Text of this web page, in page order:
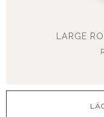
LARGE